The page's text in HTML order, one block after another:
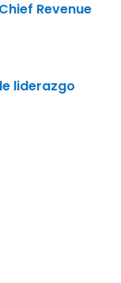
Revenue
liderazgo